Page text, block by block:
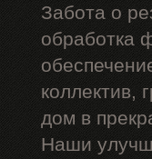
Забота о
обработка
коллектив,
дом в
Наши